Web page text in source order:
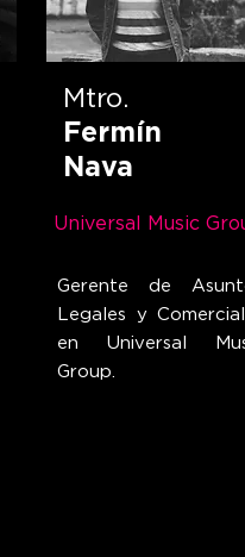
Gerente de
Legales y
en Universal
Group.
Mtro.
Fermín
Nava
Universal Music